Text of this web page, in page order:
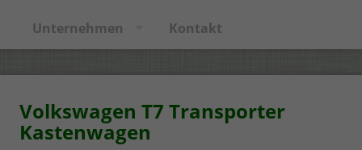
Unternehmen Kontakt
Volkswagen T7 Transporter
Kastenwagen